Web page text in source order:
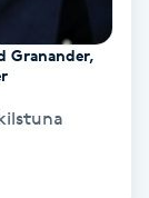
Granander,